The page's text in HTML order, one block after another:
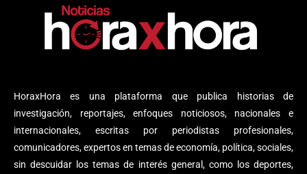
HoraxHora es una plataforma que publica historias de
investigación, reportajes, enfoques noticiosos, nacionales e
internacionales, escritas por periodistas profesionales,
comunicadores, expertos en temas de economía, política, sociales,
sin descuidar los temas de interés general, como los deportes,